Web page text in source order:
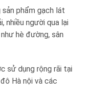
phẩm gạch lát
nhiều người qua lại
hè đường, sân
sử dụng rộng rãi tại
Hà nội và các